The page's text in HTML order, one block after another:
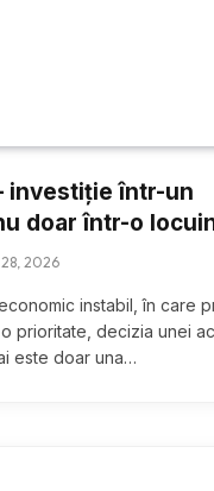
investiție într-un
doar într-o
2026
instabil, în care
prioritate, decizia unei
este doar una…